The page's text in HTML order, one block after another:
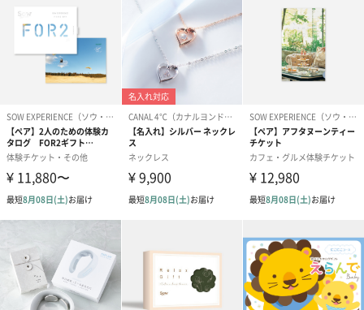
スキンケアグッズ
スキンケアグッズを同梱してお届けします。
ハンドクリーム3本セッ
ト【ありがとう】
（1,100円）
シャワージェル＆ハン
ドクリーム（ピンクグ
レープフルーツ）
（2,145円）
シャワージェ
ドクリーム（
ッシュローズ
円）